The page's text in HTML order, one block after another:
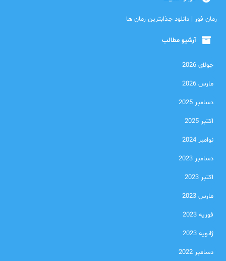
رمان فور | دانلود جذابترین رمان ها
آرشیو مطالب
جولای 2026
مارس 2026
دسامبر 2025
اکتبر 2025
نوامبر 2024
دسامبر 2023
اکتبر 2023
مارس 2023
فوریه 2023
ژانویه 2023
دسامبر 2022